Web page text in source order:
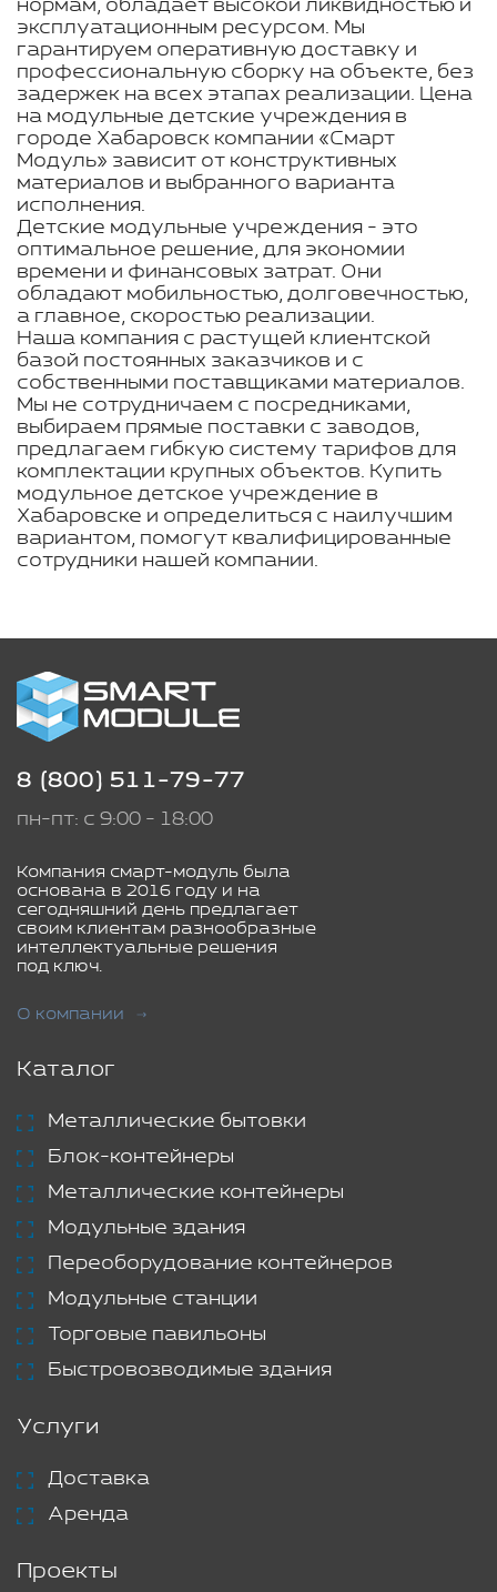
нормам, обладает высокой ликвидностью и
эксплуатационным ресурсом. Мы
гарантируем оперативную доставку и
профессиональную сборку на объекте, без
задержек на всех этапах реализации. Цена
на модульные детские учреждения в
городе Хабаровск компании «Смарт
Модуль» зависит от конструктивных
материалов и выбранного варианта
исполнения.
Детские модульные учреждения - это
оптимальное решение, для экономии
времени и финансовых затрат. Они
обладают мобильностью, долговечностью,
а главное, скоростью реализации.
Наша компания с растущей клиентской
базой постоянных заказчиков и с
собственными поставщиками материалов.
Мы не сотрудничаем с посредниками,
выбираем прямые поставки с заводов,
предлагаем гибкую систему тарифов для
комплектации крупных объектов. Купить
модульное детское учреждение в
Хабаровске и определиться с наилучшим
вариантом, помогут квалифицированные
сотрудники нашей компании.
8 (800) 511-79-77
пн-пт: с 9:00 - 18:00
Компания смарт-модуль была
основана в 2016 году и на
сегодняшний день предлагает
своим клиентам разнообразные
интеллектуальные решения
под ключ.
О компании
Каталог
Металлические бытовки
Блок-контейнеры
Металлические контейнеры
Модульные здания
Переоборудование контейнеров
Модульные станции
Торговые павильоны
Быстровозводимые здания
Услуги
Доставка
Аренда
Проекты